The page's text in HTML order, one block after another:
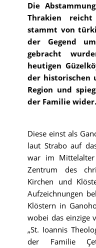
Die
Thrakien
stammt von
der Gegend
gebracht
heutigen
der historischen
Region und
der Familie wider.
Diese einst als
laut Strabo auf
war im Mittelalter
Zentrum des
Kirchen und
Aufzeichnungen
Klöstern in
wobei das einzige
„St. Ioannis
der Familie